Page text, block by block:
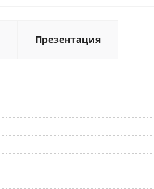
Презентация